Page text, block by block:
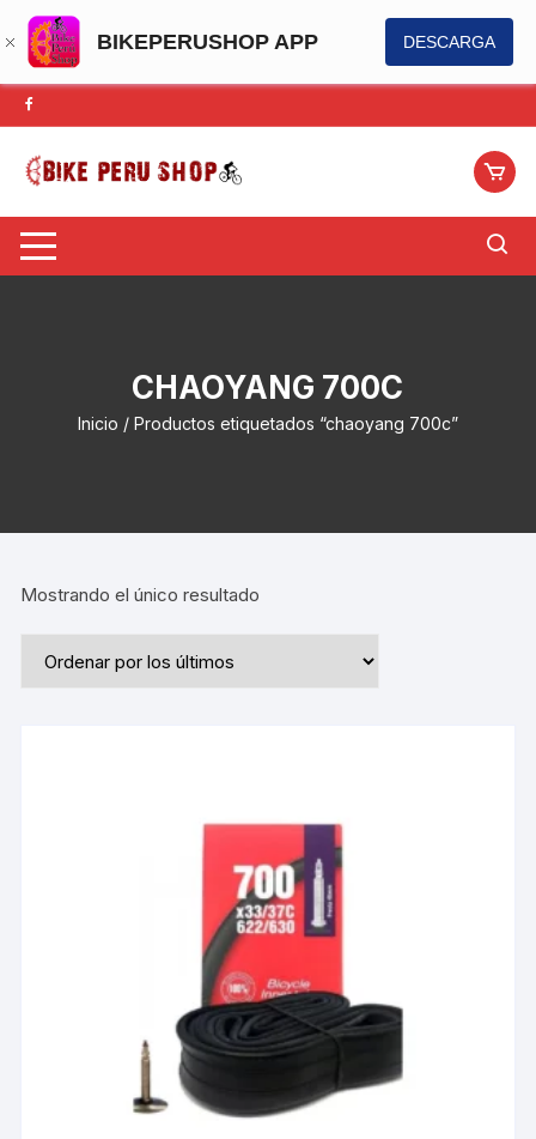
BIKEPERUSHOP APP DESCARGA
Saltar
al
contenido
CHAOYANG 700C
Inicio / Productos etiquetados “chaoyang 700c”
Mostrando el único resultado